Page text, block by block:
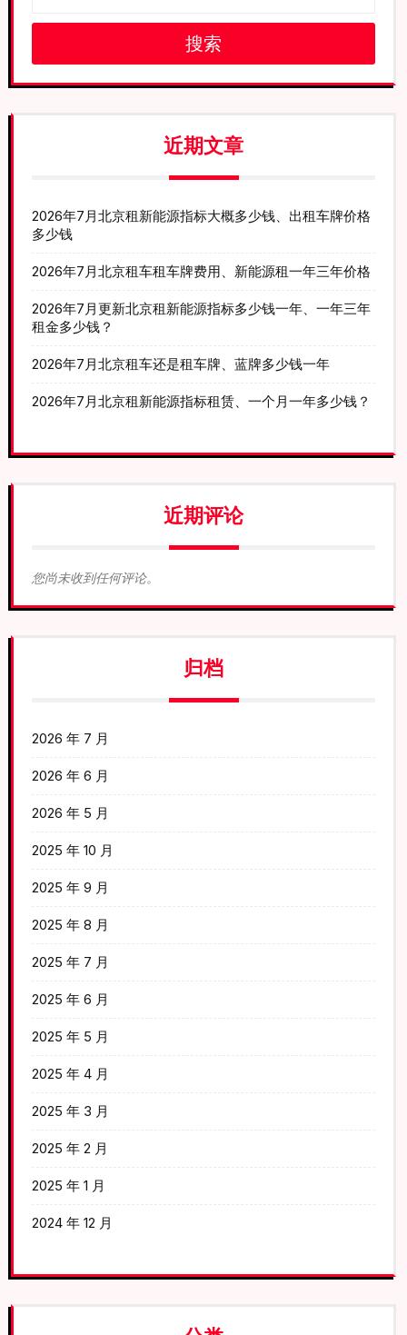
搜索
近期文章
2026年7月北京租新能源指标大概多少钱、出租车牌价格
多少钱
2026年7月北京租车租车牌费用、新能源租一年三年价格
2026年7月更新北京租新能源指标多少钱一年、一年三年
租金多少钱？
2026年7月北京租车还是租车牌、蓝牌多少钱一年
2026年7月北京租新能源指标租赁、一个月一年多少钱？
近期评论
您尚未收到任何评论。
归档
2026 年 7 月
2026 年 6 月
2026 年 5 月
2025 年 10 月
2025 年 9 月
2025 年 8 月
2025 年 7 月
2025 年 6 月
2025 年 5 月
2025 年 4 月
2025 年 3 月
2025 年 2 月
2025 年 1 月
2024 年 12 月